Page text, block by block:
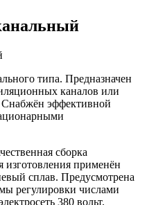
типа. Предназначен
каналов или
эффективной
сборка
применён
сплав. Предусмотрена
регулировки числами
380 вольт.